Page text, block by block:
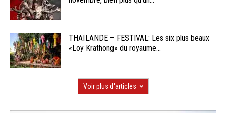
THAÏLANDE – FESTIVAL: Les six plus beaux
«Loy Krathong» du royaume...
Voir plus d'articles